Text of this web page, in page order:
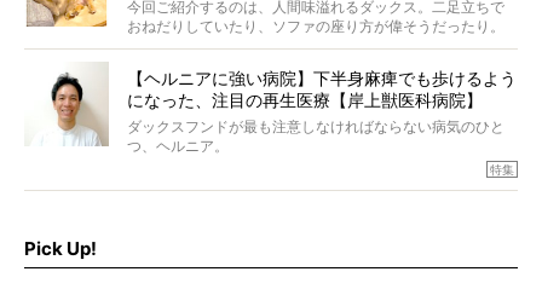
今回ご紹介するのは、人間味溢れるダックス。二足立ちで
おねだりしていたり、ソファの座り方が偉そうだったり。
今にも言葉を発しそうなダックスの姿は、もう人間にしか
【ヘルニアに強い病院】下半身麻痺でも歩けるよう
になった、注目の再生医療【岸上獣医科病院】
ダックスフンドが最も注意しなければならない病気のひと
つ、ヘルニア。
特集『ヘルニアに、負けない』では、ヘルニアに強い動物特集
Pick Up!